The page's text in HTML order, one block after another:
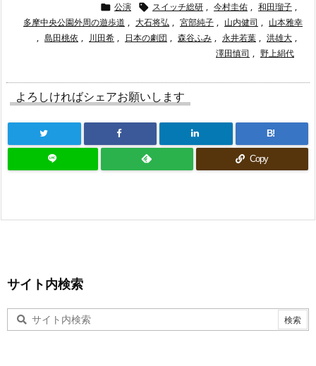
 公演  スイッチ総研 , 今村圭佑 , 和田瑠子 ,
多摩中央公園外周の遊歩道 , 大石将弘 , 宮部純子 , 山内健司 , 山本雅幸
, 島田桃依 , 川田希 , 日本の劇団 , 森谷ふみ , 永井若葉 , 洪雄大 ,
澤田慎司 , 野上絹代
よろしければシェアお願いします
B!
Copy
サイト内検索